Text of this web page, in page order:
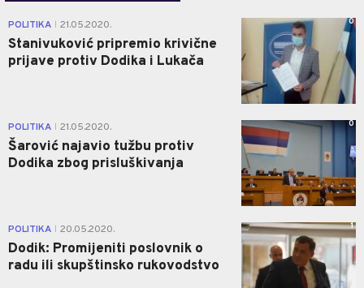
POLITIKA 21.05.2020.
Stanivuković pripremio krivične
prijave protiv Dodika i Lukača
0
POLITIKA 21.05.2020.
Šarović najavio tužbu protiv
Dodika zbog prisluškivanja
0
POLITIKA 20.05.2020.
Dodik: Promijeniti poslovnik o
radu ili skupštinsko rukovodstvo
1